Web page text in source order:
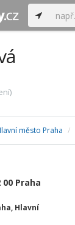
město Praha
00 Praha
Hlavní